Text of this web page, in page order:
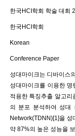
한국HCI학회 학술 대회
한국HCI학회
Korean
Conference Paper
성대마이크는 디바이스
성대마이크를 이용한
적용한 특징추출 알고
의 분포 분석하여 성대
Network(TDNN)[1]을
약 87%의 높은 성능을